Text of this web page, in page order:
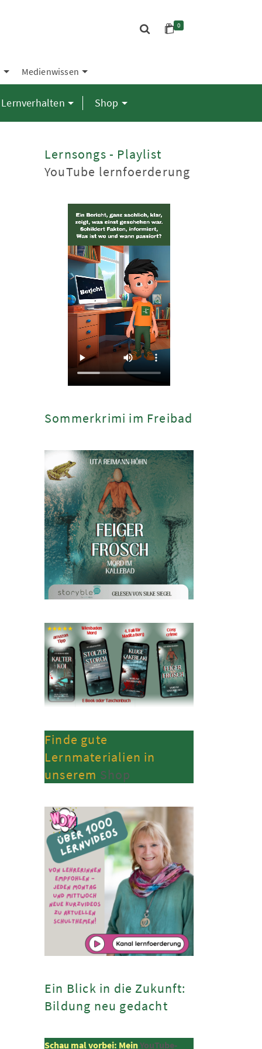
0
Medienwissen
Lernverhalten Shop
Lernsongs - Playlist
YouTube lernfoerderung
Sommerkrimi im Freibad
Finde gute
Lernmaterialien in
unserem Shop
Ein Blick in die Zukunft:
Bildung neu gedacht
Schau mal vorbei: MeinYouTube-